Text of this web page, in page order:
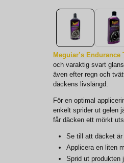
Meguiar’s Endurance
och varaktig svart
även efter regn och
däckens livslängd.
För en optimal
enkelt sprider ut gelen
får däcken ett mörkt
Se till att däcket är
Applicera en liten
Sprid ut produkten